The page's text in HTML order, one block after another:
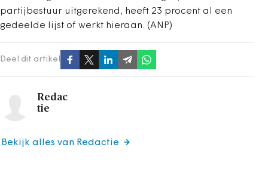
partijbestuur uitgerekend, heeft 23 procent al een
gedeelde lijst of werkt hieraan. (ANP)
Deel dit artikel
Redac
tie
Bekijk alles van Redactie